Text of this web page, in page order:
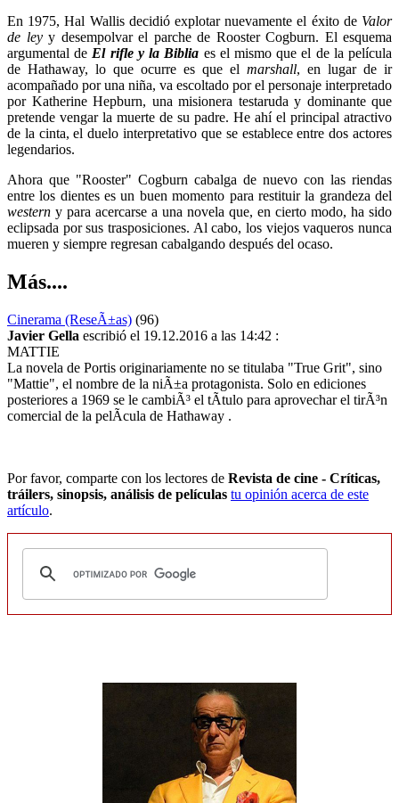
En 1975, Hal Wallis decidió explotar nuevamente el éxito de Valor
de ley y desempolvar el parche de Rooster Cogburn. El esquema
argumental deEl rifle y la Biblia es el mismo que el de la película
de Hathaway, lo que ocurre es que el marshall, en lugar de ir
acompañado por una niña, va escoltado por el personaje interpretado
por Katherine Hepburn, una misionera testaruda y dominante que
pretende vengar la muerte de su padre. He ahí el principal atractivo
de la cinta, el duelo interpretativo que se establece entre dos actores
legendarios.
Ahora que "Rooster" Cogburn cabalga de nuevo con las riendas
entre los dientes es un buen momento para restituir la grandeza del
western y para acercarse a una novela que, en cierto modo, ha sido
eclipsada por sus trasposiciones. Al cabo, los viejos vaqueros nunca
mueren y siempre regresan cabalgando después del ocaso.
Más....
Cinerama (ReseÃ±as) (96)
Javier Gella escribió el 19.12.2016 a las 14:42 :
MATTIE
La novela de Portis originariamente no se titulaba "True Grit", sino
"Mattie", el nombre de la niÃ±a protagonista. Solo en ediciones
posteriores a 1969 se le cambiÃ³ el tÃ­tulo para aprovechar el tirÃ³n
comercial de la pelÃ­cula de Hathaway .
Por favor, comparte con los lectores de Revista de cine - Críticas,
tráilers, sinopsis, análisis de películas tu opinión acerca de este
artículo.